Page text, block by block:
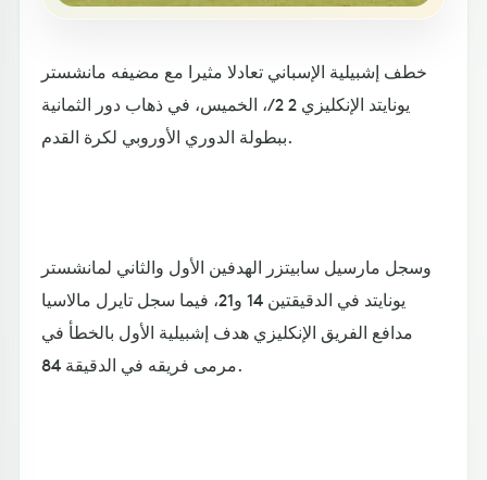
خطف إشبيلية الإسباني تعادلا مثيرا مع مضيفه مانشستر
يونايتد الإنكليزي 2 2/، الخميس، في ذهاب دور الثمانية
ببطولة الدوري الأوروبي لكرة القدم.
وسجل مارسيل سابيتزر الهدفين الأول والثاني لمانشستر
يونايتد في الدقيقتين 14 و21، فيما سجل تايرل مالاسيا
مدافع الفريق الإنكليزي هدف إشبيلية الأول بالخطأ في
مرمى فريقه في الدقيقة 84.